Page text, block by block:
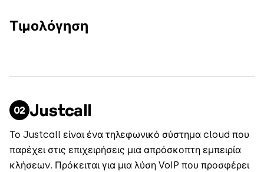
Τιμολόγηση
Justcall
Το Justcall είναι ένα τηλεφωνικό σύστημα cloud που
παρέχει στις επιχειρήσεις μια απρόσκοπτη εμπειρία
κλήσεων. Πρόκειται για μια λύση VoIP που προσφέρει